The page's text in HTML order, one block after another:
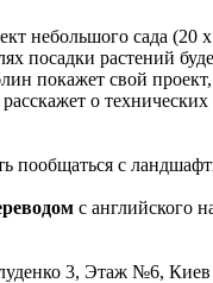
небольшого сада
посадки растений
покажет свой
о
пообщаться с
с английского
3, Этаж №6, Киев